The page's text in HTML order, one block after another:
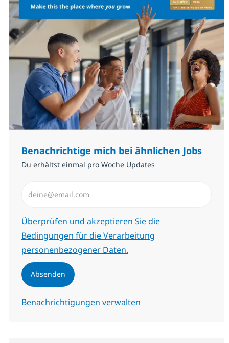
Benachrichtige mich bei ähnlichen Jobs
Du erhältst einmal pro Woche Updates
Erforderlich
Überprüfen und akzeptieren Sie die
Bedingungen für die Verarbeitung
personenbezogener Daten.
Absenden
Benachrichtigungen verwalten